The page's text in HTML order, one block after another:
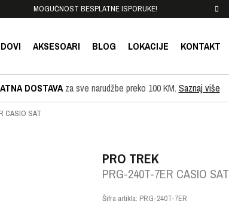
MOGUĆNOST BESPLATNE ISPORUKE!
AKSESOARI BLOG LOKACIJE KONTAKT
DOSTAVAza sve narudžbe preko 100 KM. Saznaj više
CASIO SAT
PRO TREK
PRG-240T-7ER CASIO SAT
Šifra artikla: PRG-240T-7ER